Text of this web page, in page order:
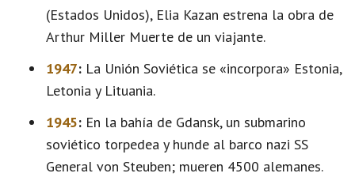
(Estados Unidos), Elia Kazan estrena la obra de
Arthur Miller Muerte de un viajante.
1947: La Unión Soviética se «incorpora» Estonia,
Letonia y Lituania.
1945: En la bahía de Gdansk, un submarino
soviético torpedea y hunde al barco nazi SS
General von Steuben; mueren 4500 alemanes.